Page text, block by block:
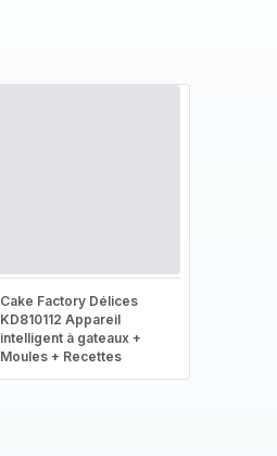
Cake Factory Délices
KD810112 Appareil
intelligent à gateaux +
Moules + Recettes